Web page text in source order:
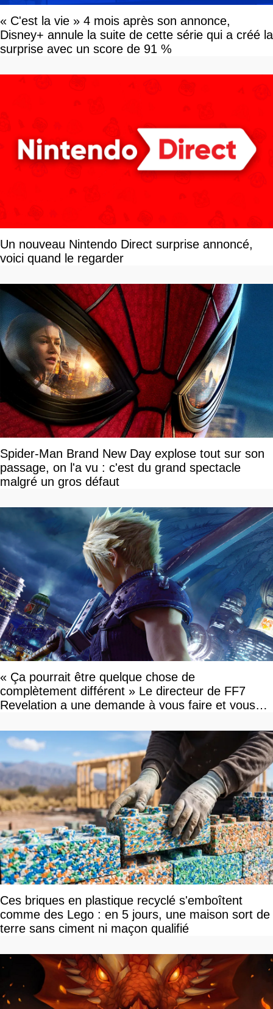
« C'est la vie » 4 mois après son annonce,
Disney+ annule la suite de cette série qui a créé la
surprise avec un score de 91 %
Un nouveau Nintendo Direct surprise annoncé,
voici quand le regarder
Spider-Man Brand New Day explose tout sur son
passage, on l'a vu : c'est du grand spectacle
malgré un gros défaut
« Ça pourrait être quelque chose de
complètement différent » Le directeur de FF7
Revelation a une demande à vous faire et vous
Ces briques en plastique recyclé s'emboîtent
comme des Lego : en 5 jours, une maison sort de
terre sans ciment ni maçon qualifié